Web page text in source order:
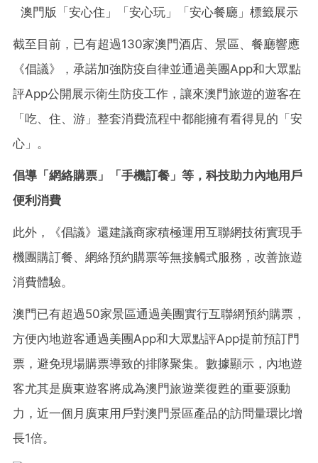
澳門版「安心住」「安心玩」「安心餐廳」標籤展示
截至目前，已有超過130家澳門酒店、景區、餐廳響應
《倡議》，承諾加強防疫自律並通過美團App和大眾點
評App公開展示衛生防疫工作，讓來澳門旅遊的遊客在
「吃、住、游」整套消費流程中都能擁有看得見的「安
心」。
倡導「網絡購票」「手機訂餐」等，科技助力內地用戶
便利消費
此外，《倡議》還建議商家積極運用互聯網技術實現手
機團購訂餐、網絡預約購票等無接觸式服務，改善旅遊
消費體驗。
澳門已有超過50家景區通過美團實行互聯網預約購票，
方便內地遊客通過美團App和大眾點評App提前預訂門
票，避免現場購票導致的排隊聚集。數據顯示，內地遊
客尤其是廣東遊客將成為澳門旅遊業復甦的重要源動
力，近一個月廣東用戶對澳門景區產品的訪問量環比增
長1倍。